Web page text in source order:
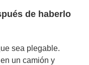
de haberlo
sea plegable.
un camión y